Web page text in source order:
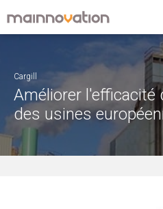
Cargill
Améliorer l'efficacité
des usines